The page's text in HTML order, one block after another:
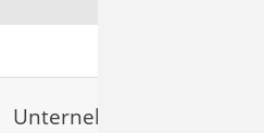
Unternehmen